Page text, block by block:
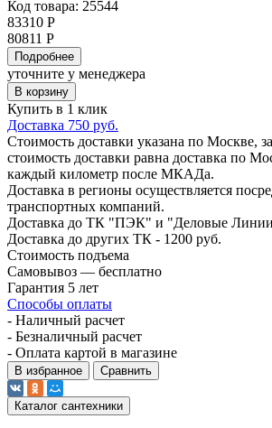
Код товара: 25544
83310 Р
80811 Р
Подробнее
уточните у менеджера
В корзину
Купить в 1 клик
Доставка 750 руб.
Стоимость доставки указана по Москве,
стоимость доставки равна доставка по
каждый километр после МКАДа.
Доставка в регионы осуществляется
транспортных компаний.
Доставка до ТК "ПЭК" и "Деловые
Доставка до других ТК - 1200 руб.
Стоимость подъема
Самовывоз — бесплатно
Гарантия 5 лет
Способы оплаты
- Наличный расчет
- Безналичный расчет
- Оплата картой в магазине
В избранное Сравнить
Каталог сантехники